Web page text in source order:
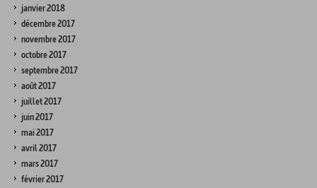
janvier 2018
décembre 2017
novembre 2017
octobre 2017
septembre 2017
août 2017
juillet 2017
juin 2017
mai 2017
avril 2017
mars 2017
février 2017